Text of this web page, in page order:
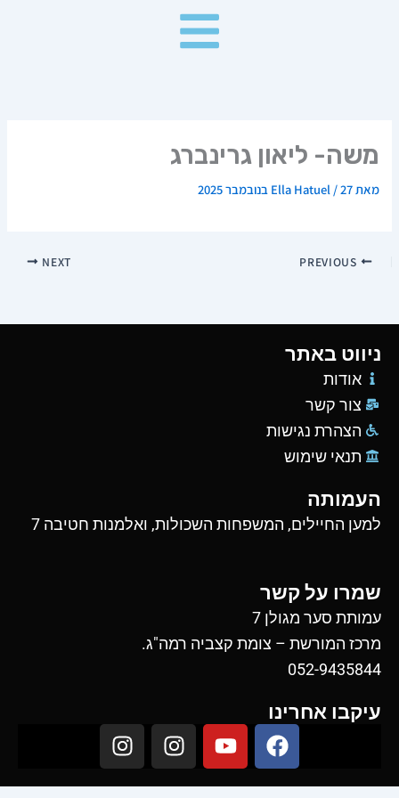
משה- ליאון גרינברג
מאת Ella Hatuel /27 בנובמבר 2025
NEXT
ניווט באתר
אודות
צור קשר
הצהרת נגישות
תנאי שימוש
העמותה
למען החיילים, המשפחות השכולות, ואלמנות חטיבה 7
שמרו על קשר
עמותת סער מגולן 7
מרכז המורשת – צומת קצביה רמה"ג.
052-9435844
עיקבו אחרינו
F
a
c
Y
o
u
I
n
s
I
n
s